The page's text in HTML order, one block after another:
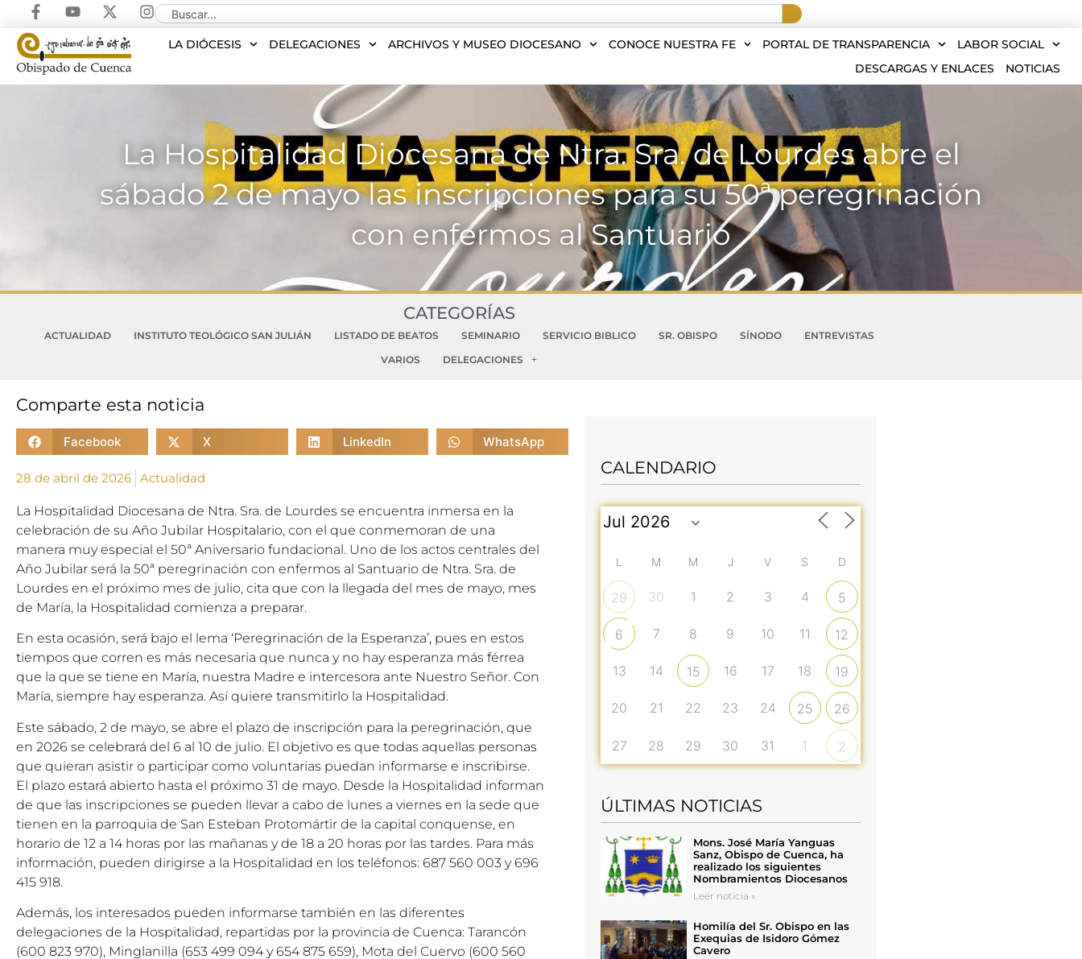
LA DIÓCESIS DELEGACIONES ARCHIVOS Y MUSEO DIOCESANO CONOCE NUESTRA FE PORTAL DE TRANSPARENCIA
LABOR SOCIAL
DESCARGAS Y ENLACES
NOTICIAS
La Hospitalidad Diocesana de Ntra. Sra. de Lourdes abre el
sábado 2 de mayo las inscripciones para su 50ª peregrinación
con enfermos al Santuario
CATEGORÍAS
ACTUALIDAD INSTITUTO TEOLÓGICO SAN JULIÁN LISTADO DE BEATOS SEMINARIO SERVICIO BIBLICO SR. OBISPO SÍNODO
ENTREVISTAS
VARIOS
DELEGACIONES
Comparte esta noticia
Facebook X LinkedIn WhatsApp
28 de abril de 2026 Actualidad
La Hospitalidad Diocesana de Ntra. Sra. de Lourdes se encuentra inmersa en la
celebración de su Año Jubilar Hospitalario, con el que conmemoran de una
manera muy especial el 50ª Aniversario fundacional. Uno de los actos centrales del
Año Jubilar será la 50ª peregrinación con enfermos al Santuario de Ntra. Sra. de
Lourdes en el próximo mes de julio, cita que con la llegada del mes de mayo, mes
de María, la Hospitalidad comienza a preparar.
En esta ocasión, será bajo el lema ‘Peregrinación de la Esperanza’, pues en estos
tiempos que corren es más necesaria que nunca y no hay esperanza más férrea
que la que se tiene en María, nuestra Madre e intercesora ante Nuestro Señor. Con
María, siempre hay esperanza. Así quiere transmitirlo la Hospitalidad.
Este sábado, 2 de mayo, se abre el plazo de inscripción para la peregrinación, que
en 2026 se celebrará del 6 al 10 de julio. El objetivo es que todas aquellas personas
que quieran asistir o participar como voluntarias puedan informarse e inscribirse.
El plazo estará abierto hasta el próximo 31 de mayo. Desde la Hospitalidad informan
de que las inscripciones se pueden llevar a cabo de lunes a viernes en la sede que
tienen en la parroquia de San Esteban Protomártir de la capital conquense, en
horario de 12 a 14 horas por las mañanas y de 18 a 20 horas por las tardes. Para más
información, pueden dirigirse a la Hospitalidad en los teléfonos: 687 560 003 y 696
415 918.
Además, los interesados pueden informarse también en las diferentes
delegaciones de la Hospitalidad, repartidas por la provincia de Cuenca: Tarancón
(600 823 970), Minglanilla (653 499 094 y 654 875 659), Mota del Cuervo (600 560
CALENDARIO
L M M J V S D
29 30 1 2 3 4 5
6 7 8 9 10 11 12
13 14 15 16 17 18 19
20 21 22 23 24 25 26
27 28 29 30 31 1 2
ÚLTIMAS NOTICIAS
Mons. José María Yanguas
Sanz, Obispo de Cuenca, ha
realizado los siguientes
Nombramientos Diocesanos
Leer noticia »
Homilía del Sr. Obispo en las
Exequias de Isidoro Gómez
Cavero